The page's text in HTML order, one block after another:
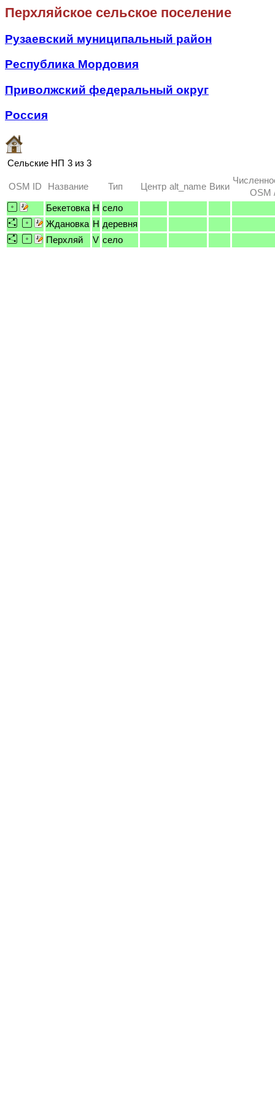
Перхляйское сельское поселение
Рузаевский муниципальный район
Республика Мордовия
Приволжский федеральный округ
Россия
Сельские НП 3 из 3
OSM ID Название Тип Центр alt_name Вики
OSM
Бекетовка H село
Ждановка H деревня
Перхляй
V село